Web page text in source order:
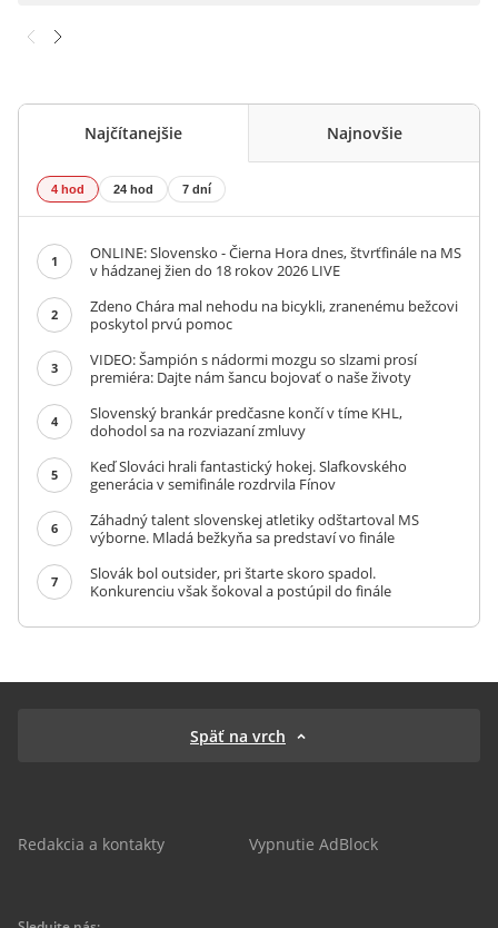
Najčítanejšie Najnovšie
4 hod 24 hod 7 dní
1
ONLINE: Slovensko - Čierna Hora dnes, štvrťfinále na MS
v hádzanej žien do 18 rokov 2026 LIVE
2
Zdeno Chára mal nehodu na bicykli, zranenému bežcovi
poskytol prvú pomoc
3
VIDEO: Šampión s nádormi mozgu so slzami prosí
premiéra: Dajte nám šancu bojovať o naše životy
4
Slovenský brankár predčasne končí v tíme KHL,
dohodol sa na rozviazaní zmluvy
5
Keď Slováci hrali fantastický hokej. Slafkovského
generácia v semifinále rozdrvila Fínov
6
Záhadný talent slovenskej atletiky odštartoval MS
výborne. Mladá bežkyňa sa predstaví vo finále
7
Slovák bol outsider, pri štarte skoro spadol.
Konkurenciu však šokoval a postúpil do finále
Späť na vrch
Redakcia a kontakty Vypnutie AdBlock